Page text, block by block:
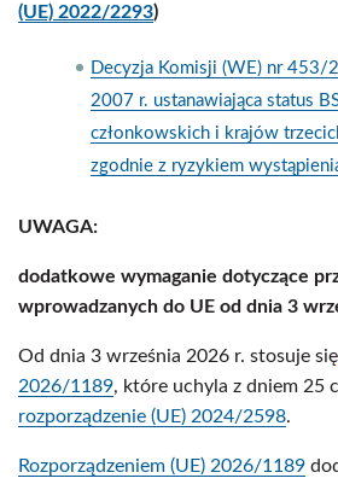
(UE) 2022/2293)
Decyzja Komisji (WE) nr 453/
2007 r. ustanawiająca status
członkowskich i krajów
zgodnie z ryzykiem
UWAGA:
dodatkowe wymaganie dotyczące
wprowadzanych do UE od dnia 3
Od dnia 3 września 2026 r. stosuje się
2026/1189, które uchyla z dniem 25
rozporządzenie (UE) 2024/2598.
Rozporządzeniem (UE) 2026/1189